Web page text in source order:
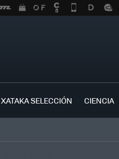
XATAKA SELECCIÓN CIENCIA